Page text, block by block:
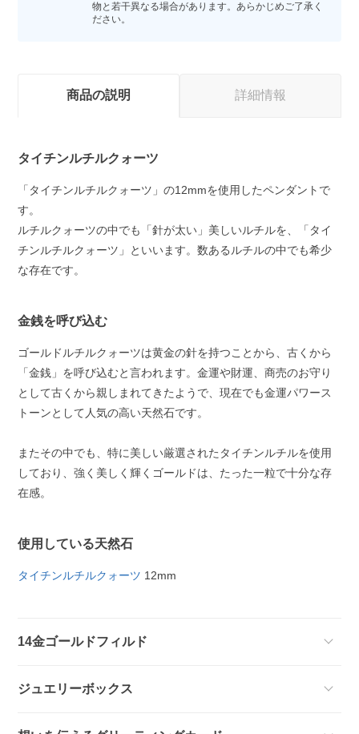
物と若干異なる場合があります。あらかじめご了承く
ださい。
商品の説明 詳細情報
タイチンルチルクォーツ
「タイチンルチルクォーツ」の12mmを使用したペンダントで
す。
ルチルクォーツの中でも「針が太い」美しいルチルを、「タイ
チンルチルクォーツ」といいます。数あるルチルの中でも希少
な存在です。
金銭を呼び込む
ゴールドルチルクォーツは黄金の針を持つことから、古くから
「金銭」を呼び込むと言われます。金運や財運、商売のお守り
として古くから親しまれてきたようで、現在でも金運パワース
トーンとして人気の高い天然石です。
またその中でも、特に美しい厳選されたタイチンルチルを使用
しており、強く美しく輝くゴールドは、たった一粒で十分な存
在感。
使用している天然石
タイチンルチルクォーツ 12mm
14金ゴールドフィルド
ジュエリーボックス